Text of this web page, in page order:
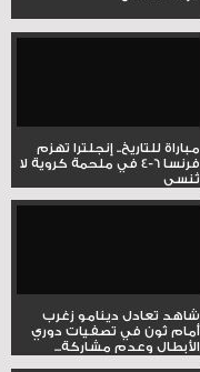
مباراة للتاريخ.. إنجلترا تهزم
فرنسا 6-4 في ملحمة كروية لا
تُنسى
شاهد تعادل دينامو زغرب
أمام ثون في تصفيات دوري
الأبطال وعدم مشاركة...